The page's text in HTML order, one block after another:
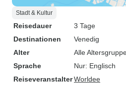
Stadt & Kultur
Reisedauer
3 Tage
Destinationen
Venedig
Alter
Alle
Sprache
Nur: Englisch
ReiseveranstalterWorldee